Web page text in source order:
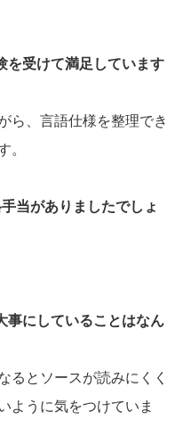
受けて満足しています
ら、言語仕様を整理でき
当がありましたでしょ
にしていることはなん
るとソースが読みにくく
ように気をつけていま